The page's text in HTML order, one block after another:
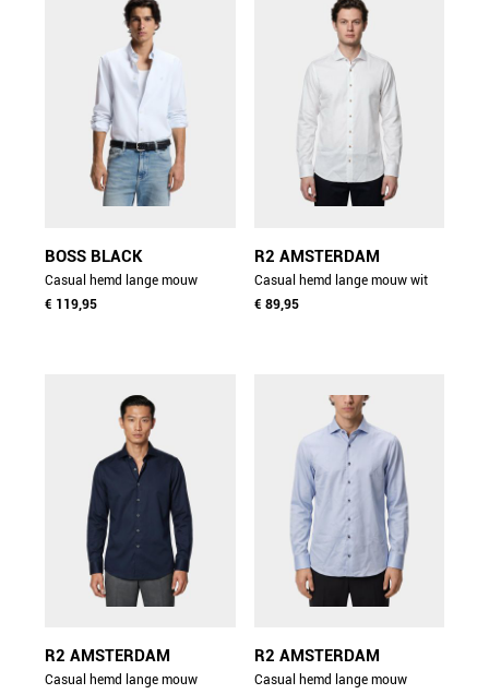
BOSS BLACK
Casual hemd lange mouw
blauw h-liam-bd-e-c1-263
€ 119,95
R2 AMSTERDAM
Casual hemd lange mouw wit
widespread nos.twill.008/004
€ 89,95
R2 AMSTERDAM
Casual hemd lange mouw
R2 AMSTERDAM
Casual hemd lange mouw